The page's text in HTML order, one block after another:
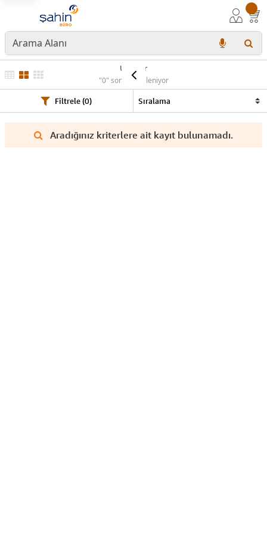
Ürünler
"0" sonuç listeleniyor
Filtrele (0)
Aradığınız kriterlere ait kayıt bulunamadı.